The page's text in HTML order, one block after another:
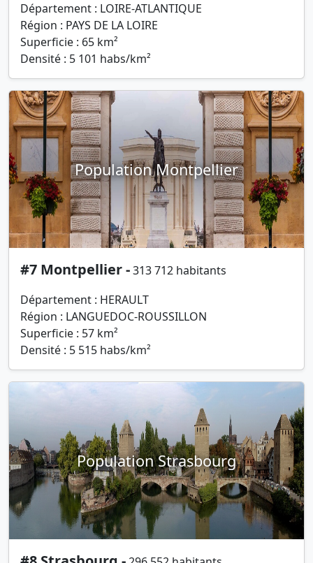
Département : LOIRE-ATLANTIQUE
Région : PAYS DE LA LOIRE
Superficie : 65 km²
Densité : 5 101 habs/km²
Population Montpellier
#7 Montpellier -313 712 habitants
Département : HERAULT
Région : LANGUEDOC-ROUSSILLON
Superficie : 57 km²
Densité : 5 515 habs/km²
Population Strasbourg